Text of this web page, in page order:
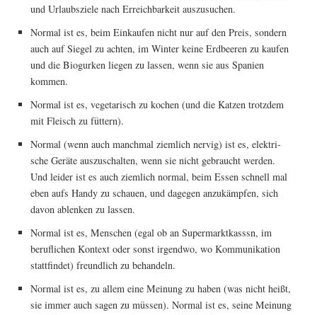
und Urlaubs­zie­le nach Erreich­bar­keit auszusuchen.
Nor­mal ist es, beim Ein­kau­fen nicht nur auf den Preis, son­dern
auch auf Sie­gel zu ach­ten, im Win­ter kei­ne Erd­bee­ren zu kau­fen
und die Bio­gur­ken lie­gen zu las­sen, wenn sie aus Spa­ni­en
kommen.
Nor­mal ist es, vege­ta­risch zu kochen (und die Kat­zen trotz­dem
mit Fleisch zu füttern).
Nor­mal (wenn auch manch­mal ziem­lich ner­vig) ist es, elek­tri­
sche Gerä­te aus­zu­schal­ten, wenn sie nicht gebraucht wer­den.
Und lei­der ist es auch ziem­lich nor­mal, beim Essen schnell mal
eben aufs Han­dy zu schau­en, und dage­gen anzu­kämp­fen, sich
davon ablen­ken zu lassen.
Nor­mal ist es, Men­schen (egal ob an Super­markt­kass­sn, im
beruf­li­chen Kon­text oder sonst irgend­wo, wo Kom­mu­ni­ka­ti­on
statt­fin­det) freund­lich zu behandeln.
Nor­mal ist es, zu allem eine Mei­nung zu haben (was nicht heißt,
sie immer auch sagen zu müs­sen). Nor­mal ist es, sei­ne Mei­nung